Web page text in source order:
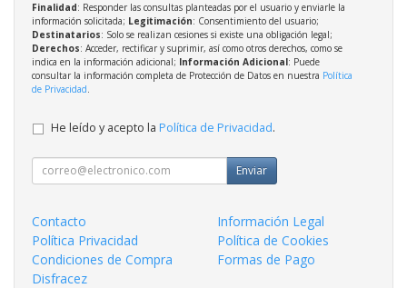
Finalidad: Responder las consultas planteadas por el usuario y enviarle la
información solicitada; Legitimación: Consentimiento del usuario;
Destinatarios: Solo se realizan cesiones si existe una obligación legal;
Derechos: Acceder, rectificar y suprimir, así como otros derechos, como se
indica en la información adicional; Información Adicional: Puede
consultar la información completa de Protección de Datos en nuestra Política
de Privacidad
He leído y acepto la Política de Privacidad.
Enviar
Contacto
Información Legal
Política Privacidad
Política de Cookies
Condiciones de Compra
Formas de Pago
Disfracez